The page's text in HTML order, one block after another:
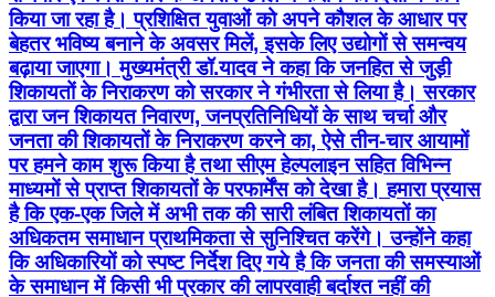
किया जा रहा है। प्रशिक्षित युवाओं को अपने कौशल के आधार पर
बेहतर भविष्य बनाने के अवसर मिलें, इसके लिए उद्योगों से समन्वय
बढ़ाया जाएगा। मुख्यमंत्री डॉ.यादव ने कहा कि जनहित से जुड़ी
शिकायतों के निराकरण को सरकार ने गंभीरता से लिया है। सरकार
द्वारा जन शिकायत निवारण, जनप्रतिनिधियों के साथ चर्चा और
जनता की शिकायतों के ‍निराकरण करने का, ऐसे तीन-चार आयामों
पर हमने काम शुरू किया है तथा सीएम हेल्पलाइन सहित विभिन्न
माध्यमों से प्राप्त शिकायतों के परफार्मेंस को देखा है। हमारा प्रयास
है कि एक-एक जिले में अभी तक की सारी लंबित शिकायतों का
अधिकतम समाधान प्राथमिकता से सुनिश्चित करेंगे। उन्होंने कहा
कि अधिकारियों को स्पष्ट निर्देश दिए गये है कि जनता की समस्याओं
के समाधान में किसी भी प्रकार की लापरवाही बर्दाश्त नहीं की